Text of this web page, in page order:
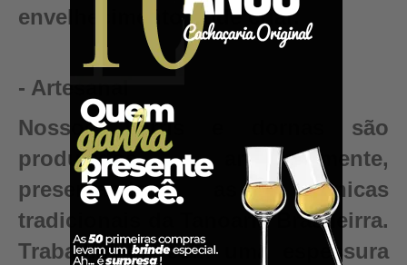
envelhecimento pode criar.
- Artesanal
Nossos barris e dornas são
produzidos artesanalmente,
preservando as técnicas
tradicionais da Tanoaria Brasileirra.
Trabalhamos com uma espessura